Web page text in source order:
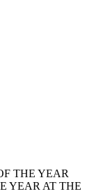
THE YEAR
YEAR AT THE